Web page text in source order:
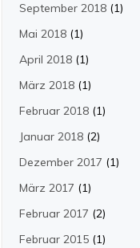
September 2018 (1)
Mai 2018 (1)
April 2018 (1)
März 2018 (1)
Februar 2018 (1)
Januar 2018 (2)
Dezember 2017 (1)
März 2017 (1)
Februar 2017 (2)
Februar 2015 (1)